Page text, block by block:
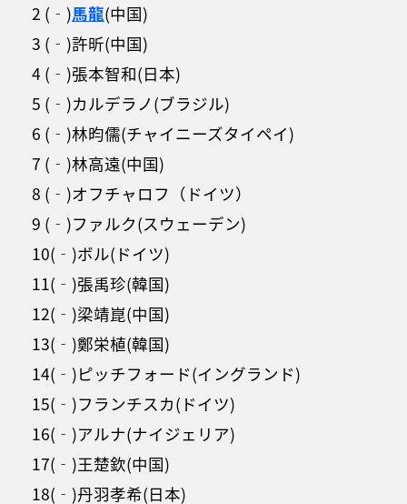
2 (‐)馬龍(中国)
3 (‐)許昕(中国)
4 (‐)張本智和(日本)
5 (‐)カルデラノ(ブラジル)
6 (‐)林昀儒(チャイニーズタイペイ)
7 (‐)林高遠(中国)
8 (‐)オフチャロフ（ドイツ）
9 (‐)ファルク(スウェーデン)
10(‐)ボル(ドイツ)
11(‐)張禹珍(韓国)
12(‐)梁靖崑(中国)
13(‐)鄭栄植(韓国)
14(‐)ピッチフォード(イングランド)
15(‐)フランチスカ(ドイツ)
16(‐)アルナ(ナイジェリア)
17(‐)王楚欽(中国)
18(‐)丹羽孝希(日本)